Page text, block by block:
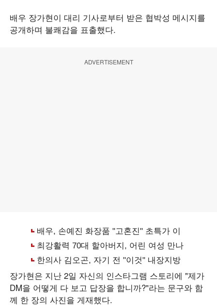
배우 장가현이 대리 기사로부터 받은 협박성 메시지를
공개하며 불쾌감을 표출했다.
ADVERTISEMENT
장가현은 지난 2일 자신의 인스타그램 스토리에 "제가
DM을 어떻게 다 보고 답장을 합니까?"라는 문구와 함
께 한 장의 사진을 게재했다.